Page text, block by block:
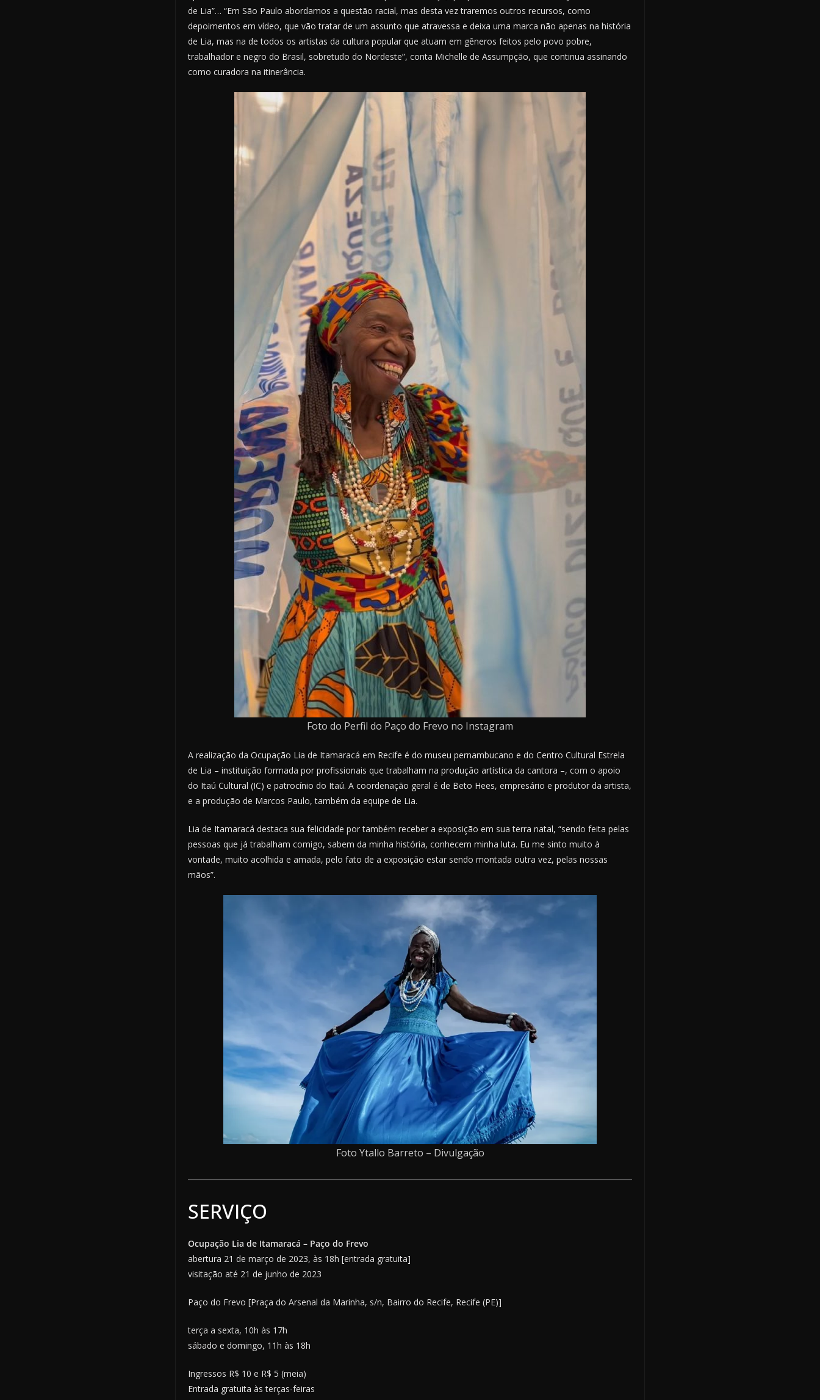
de Lia”… “Em São Paulo abordamos a questão racial, mas desta vez traremos outros recursos, como
depoimentos em vídeo, que vão tratar de um assunto que atravessa e deixa uma marca não apenas na história
de Lia, mas na de todos os artistas da cultura popular que atuam em gêneros feitos pelo povo pobre,
trabalhador e negro do Brasil, sobretudo do Nordeste”, conta Michelle de Assumpção, que continua assinando
como curadora na itinerância.
Foto do Perfil do Paço do Frevo no Instagram
A realização da Ocupação Lia de Itamaracá em Recife é do museu pernambucano e do Centro Cultural Estrela
de Lia – instituição formada por profissionais que trabalham na produção artística da cantora –, com o apoio
do Itaú Cultural (IC) e patrocínio do Itaú. A coordenação geral é de Beto Hees, empresário e produtor da artista,
e a produção de Marcos Paulo, também da equipe de Lia.
Lia de Itamaracá destaca sua felicidade por também receber a exposição em sua terra natal, “sendo feita pelas
pessoas que já trabalham comigo, sabem da minha história, conhecem minha luta. Eu me sinto muito à
vontade, muito acolhida e amada, pelo fato de a exposição estar sendo montada outra vez, pelas nossas
mãos”.
Foto Ytallo Barreto – Divulgação
SERVIÇO
Ocupação Lia de Itamaracá – Paço do Frevo
abertura 21 de março de 2023, às 18h [entrada gratuita]
visitação até 21 de junho de 2023
Paço do Frevo [Praça do Arsenal da Marinha, s/n, Bairro do Recife, Recife (PE)]
terça a sexta, 10h às 17h
sábado e domingo, 11h às 18h
Ingressos R$ 10 e R$ 5 (meia)
Entrada gratuita às terças-feiras